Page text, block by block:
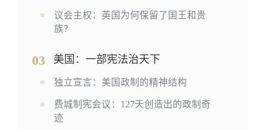
议会主权：英国为何保留了国王和贵
族？
03 美国：一部宪法治天下
独立宣言：美国政制的精神结构
费城制宪会议：127天创造出的政制奇
迹